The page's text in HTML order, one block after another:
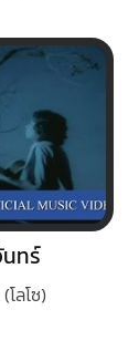
ทร์
โลโซ)